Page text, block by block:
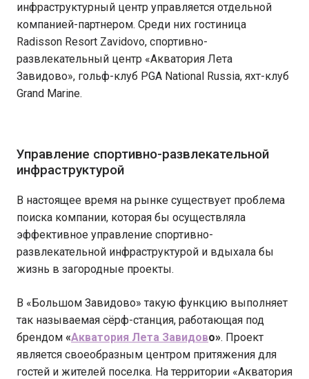
инфраструктурный центр управляется отдельной
компанией-партнером. Среди них гостиница
Radisson Resort Zavidovo, спортивно-
развлекательный центр «Акватория Лета
Завидово», гольф-клуб PGA National Russia, яхт-клуб
Grand Marine.
Управление спортивно-развлекательной
инфраструктурой
В настоящее время на рынке существует проблема
поиска компании, которая бы осуществляла
эффективное управление спортивно-
развлекательной инфраструктурой и вдыхала бы
жизнь в загородные проекты.
В «Большом Завидово» такую функцию выполняет
так называемая сёрф-станция, работающая под
брендом «Акватория Лета Завидово». Проект
является своеобразным центром притяжения для
гостей и жителей поселка. На территории «Акватория